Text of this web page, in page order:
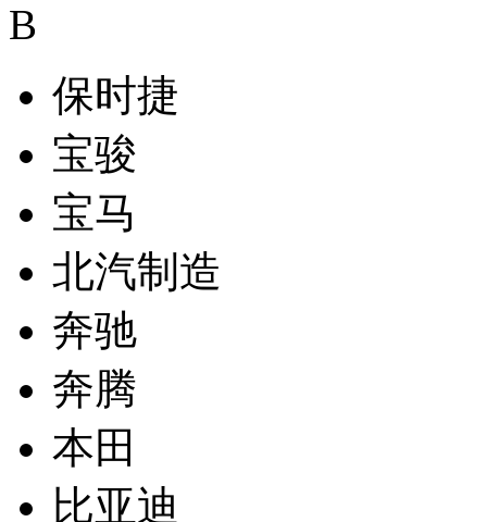
B
保时捷
宝骏
宝马
北汽制造
奔驰
奔腾
本田
比亚迪